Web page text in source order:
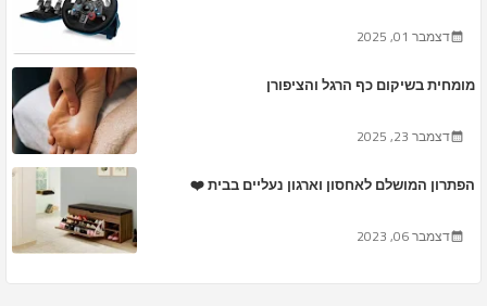
דצמבר 01, 2025
מומחית בשיקום כף הרגל והציפורן
דצמבר 23, 2025
הפתרון המושלם לאחסון וארגון נעליים בבית ❤️
דצמבר 06, 2023